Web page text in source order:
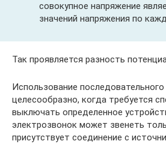
совокупное напряжение
значений напряжения по
Так проявляется разность
Использование
целесообразно, когда требуется
выключать определенное
электрозвонок может звенеть
присутствует соединение с